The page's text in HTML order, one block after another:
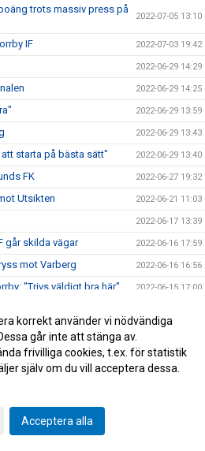
trots massiv press på
2022-07-05 13:10
IF 2022-07-03 19:42
2022-06-29 14:29
2022-06-29 14:25
2022-06-29 13:59
2022-06-29 13:43
starta på bästa sätt" 2022-06-29 13:40
FK 2022-06-27 19:32
Utsikten 2022-06-21 11:03
2022-06-17 13:39
går skilda vägar 2022-06-16 17:59
mot Varberg 2022-06-16 16:56
"Trivs väldigt bra här" 2022-06-15 17:00
vårsäsongen
vara tillbaka i truppen 2022-05-27 17:44
2022-05-27 17:23
skilda vägar
korrekt använder vi nödvändiga
går inte att stänga av.
frivilliga cookies, t.ex. för statistik
själv om du vill acceptera dessa.
Acceptera alla